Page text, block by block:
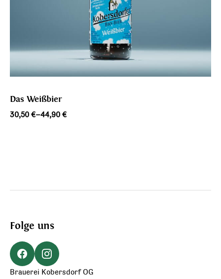
Das Weißbier
30,50 €–44,90 €
Preisspanne:
Folge uns
Brauerei Kobersdorf OG